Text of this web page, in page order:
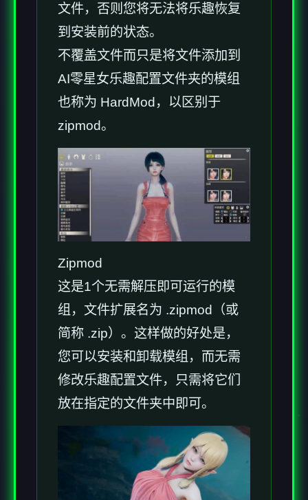
文件，否则您将无法将乐趣恢复
到安装前的状态。
不覆盖文件而只是将文件添加到
AI零星女乐趣配置文件夹的模组
也称为 HardMod，以区别于
zipmod。
Zipmod
这是1个无需解压即可运行的模
组，文件扩展名为 .zipmod（或
简称 .zip）。这样做的好处是，
您可以安装和卸载模组，而无需
修改乐趣配置文件，只需将它们
放在指定的文件夹中即可。